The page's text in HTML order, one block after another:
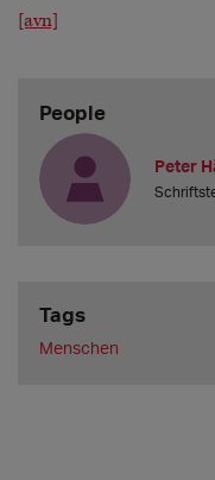
[avn]
People
Peter
Tags
Menschen